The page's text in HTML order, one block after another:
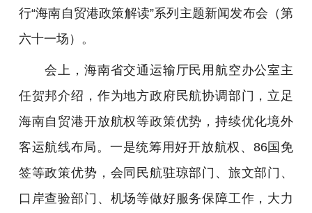
地方发展
行“海南自贸港政策解读”系列主题新闻发布会（第
六十一场）。
会上，海南省交通运输厅民用航空办公室主
任贺邦介绍，作为地方政府民航协调部门，立足
海南自贸港开放航权等政策优势，持续优化境外
客运航线布局。一是统筹用好开放航权、86国免
签等政策优势，会同民航驻琼部门、旅文部门、
口岸查验部门、机场等做好服务保障工作，大力